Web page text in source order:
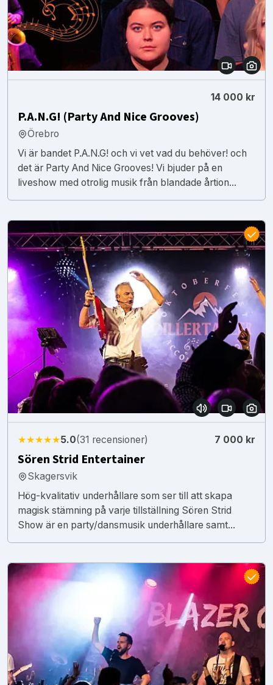
14 000 kr
P.A.N.G! (Party And Nice Grooves)
Örebro
Vi är bandet P.A.N.G! och vi vet vad du behöver! och
det är Party And Nice Grooves! Vi bjuder på en
liveshow med otrolig musik från blandade årtion...
★★★★★5.0(31 recensioner) 7 000 kr
Sören Strid Entertainer
Skagersvik
Hög-kvalitativ underhållare som ser till att skapa
magisk stämning på varje tillställning Sören Strid
Show är en party/dansmusik underhållare samt...